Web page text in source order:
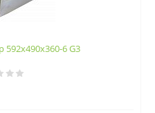
6 G3